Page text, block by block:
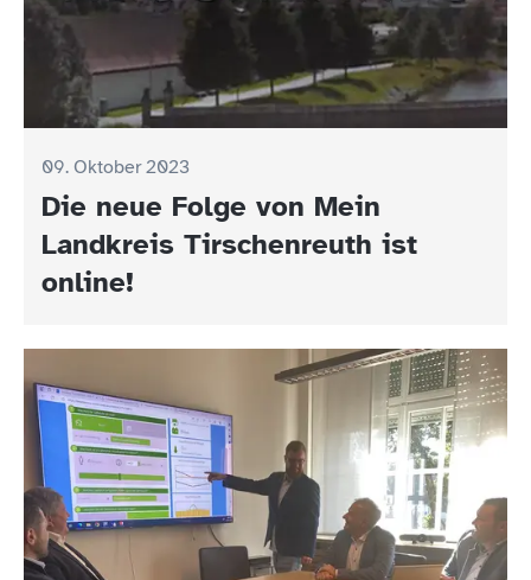
09. Oktober 2023
Die neue Folge von Mein
Landkreis Tirschenreuth ist
online!